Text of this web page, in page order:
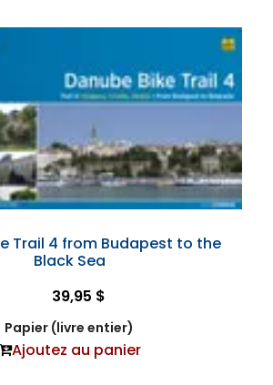
Trail 4 from Budapest to the
Black Sea
39,95 $
Papier (livre entier)
Ajoutez au panier